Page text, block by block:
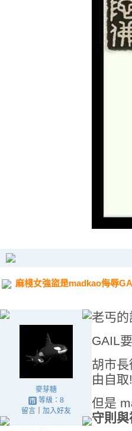
麻棧女強盜是madkao侮辱
麥芽糖
等級：8
留言｜ 加入好友
老丐的
GAIL
胡市
由自取!
但是
守則與